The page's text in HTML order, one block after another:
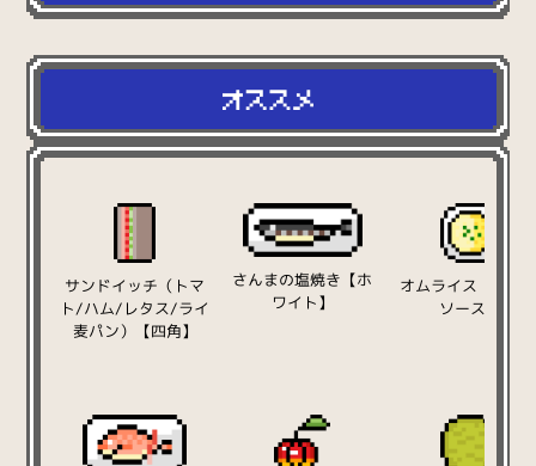
サンドイッチ（トマ
ト/ハム/レタス/ライ
麦パン）【四角】
さんまの塩焼き【ホ
ワイト】
オムライス（チー
ソース）